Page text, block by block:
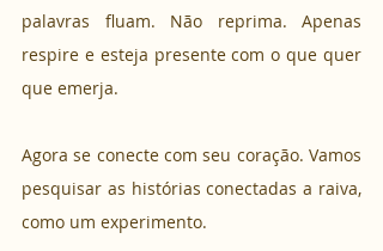
palavras fluam. Não reprima. Apenas
respire e esteja presente com o que quer
que emerja.
Agora se conecte com seu coração. Vamos
pesquisar as histórias conectadas a raiva,
como um experimento.